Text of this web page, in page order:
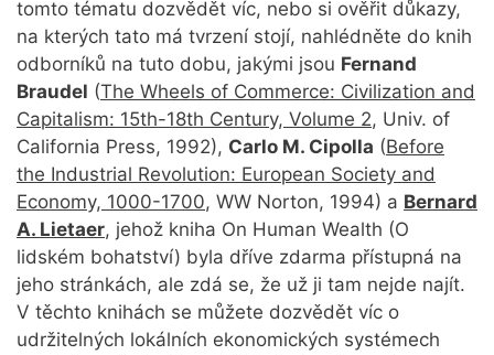
tomto tématu dozvědět víc, nebo si ověřit důkazy,
na kterých tato má tvrzení stojí, nahlédněte do knih
odborníků na tuto dobu, jakými jsou Fernand
Braudel (The Wheels of Commerce: Civilization and
Capitalism: 15th-18th Century, Volume 2, Univ. of
California Press, 1992), Carlo M. Cipolla (Before
the Industrial Revolution: European Society and
Economy, 1000-1700, WW Norton, 1994) a Bernard
A. Lietaer, jehož kniha On Human Wealth (O
lidském bohatství) byla dříve zdarma přístupná na
jeho stránkách, ale zdá se, že už ji tam nejde najít.
V těchto knihách se můžete dozvědět víc o
udržitelných lokálních ekonomických systémech